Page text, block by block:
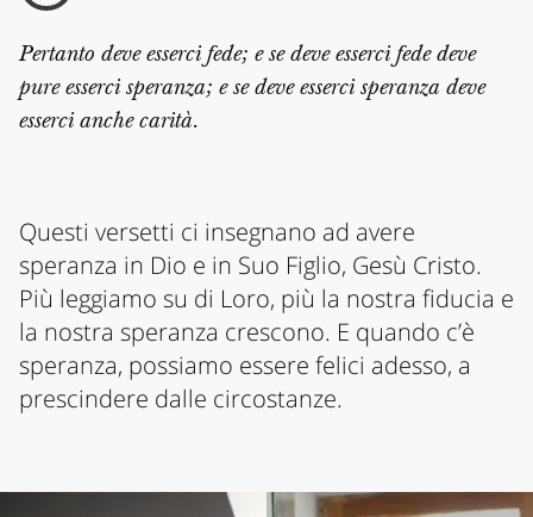
Pertanto deve esserci fede; e se deve esserci fede deve
pure esserci speranza; e se deve esserci speranza deve
esserci anche carità.
Questi versetti ci insegnano ad avere
speranza in Dio e in Suo Figlio, Gesù Cristo.
Più leggiamo su di Loro, più la nostra fiducia e
la nostra speranza crescono. E quando c’è
speranza, possiamo essere felici adesso, a
prescindere dalle circostanze.